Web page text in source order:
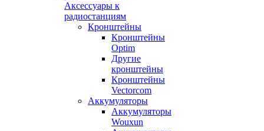
Аксессуары к
радиостанциям
Кронштейны
Кронштейны
Optim
Другие
кронштейны
Кронштейны
Vectorcom
Аккумуляторы
Аккумуляторы
Wouxun